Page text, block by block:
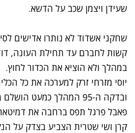
שעידן ויצמן שכב על הדשא.
שחקני אשדוד לא נותרו אדישים
קשות לחברם עד תחילת העונה,
במהלך ולא הוציא את הכדור לחוץ.
יוסי מזרחי זרק למערכה את כל
ובדקה ה-95 המהלך כמעט הושלם בהצלחה.
פאבל פרגל תפס ברחבה את
קרן ושי שטרית הצביע בצדק על